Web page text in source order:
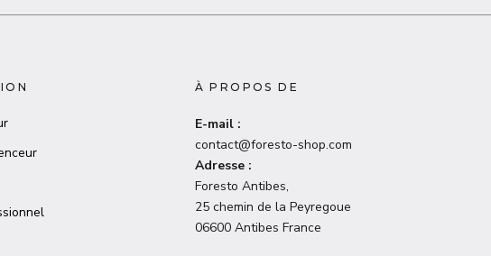
À PROPOS DE
E-mail :
contact@foresto-shop.com
Adresse :
Foresto Antibes,
25 chemin de la Peyregoue
06600 Antibes France